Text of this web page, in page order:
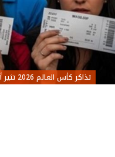
تذاكر كأس العالم 2026 تثير أزمة قضائية بعد دعوى جماعية